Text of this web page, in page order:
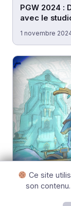
PGW 2024 :
avec le
1 novembre
PGW 2024
Orbit et
Ce site
son